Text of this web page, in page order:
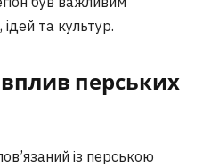
та культур.
перських
із перською